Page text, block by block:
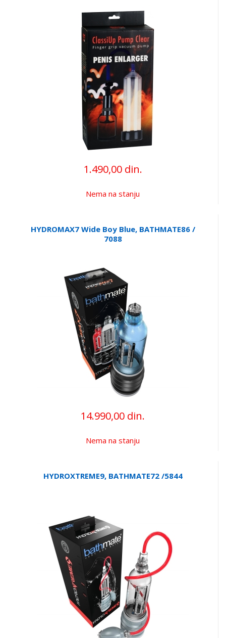
1.490,00 din.
Nema na stanju
HYDROMAX7 Wide Boy Blue, BATHMATE86 /
7088
14.990,00 din.
Nema na stanju
HYDROXTREME9, BATHMATE72 /5844